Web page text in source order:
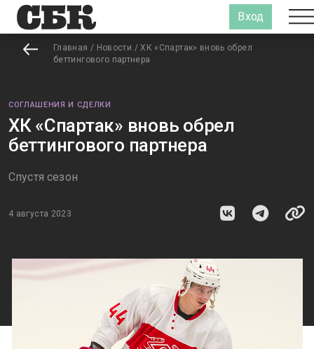
Вход
Главная / Новости / ХК «Спартак» вновь обрел
беттингового партнера
СОГЛАШЕНИЯ И СДЕЛКИ
ХК «Спартак» вновь обрел
беттингового партнера
Спустя сезон
4 августа 2023